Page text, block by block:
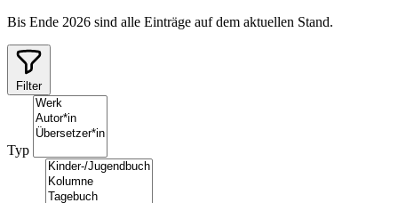
Bis Ende 2026 sind alle Einträge auf dem aktuellen Stand.
Filter
Typ